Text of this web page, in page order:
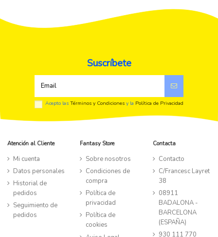
Suscríbete
Acepto lasTérminos y Condiciones y la Política de Privacidad
Atención al Cliente
Mi cuenta
Datos personales
Historial de
pedidos
Seguimiento de
pedidos
Fantasy Store
Sobre nosotros
Condiciones de
compra
Política de
privacidad
Política de
cookies
Contacta
Contacto
C/Francesc Layret
38
08911
BADALONA -
BARCELONA
(ESPAÑA)
930 111 770